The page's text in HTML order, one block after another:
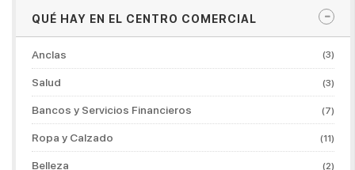
QUÉ HAY EN EL CENTRO COMERCIAL
Anclas (3)
Salud (3)
Bancos y Servicios Financieros (7)
Ropa y Calzado (11)
Belleza (2)